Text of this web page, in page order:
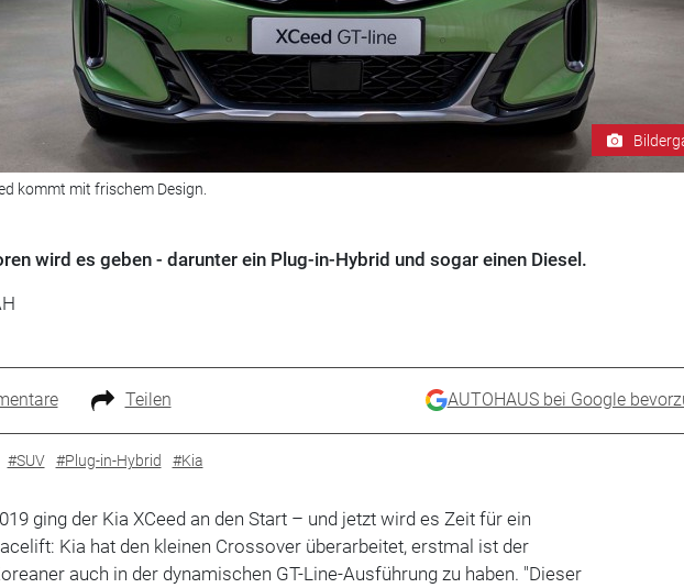
kommt mit frischem Design.
wird es geben - darunter ein Plug-in-Hybrid und sogar einen Diesel.
Teilen AUTOHAUS bei Google
#SUV #Plug-in-Hybrid #Kia
ging der Kia XCeed an den Start – und jetzt wird es Zeit für ein
Kia hat den kleinen Crossover überarbeitet, erstmal ist der
auch in der dynamischen GT-Line-Ausführung zu haben. "Dieser